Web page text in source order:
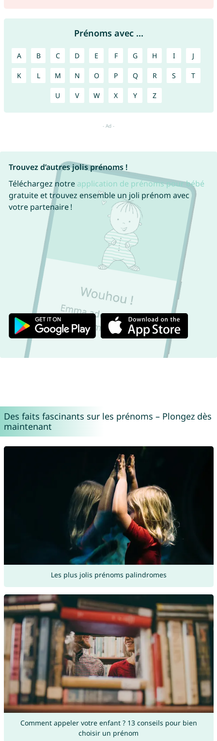
Prénoms avec ...
A B C D E F G H I J
K L M N O P Q R S T
U V W X Y Z
Trouvez d’autres jolis prénoms !
Téléchargez notre application de prénoms pour bébé
gratuite et trouvez ensemble un joli prénom avec
votre partenaire !
Des faits fascinants sur les prénoms – Plongez dès
maintenant
Les plus jolis prénoms palindromes
Comment appeler votre enfant ? 13 conseils pour bien
choisir un prénom